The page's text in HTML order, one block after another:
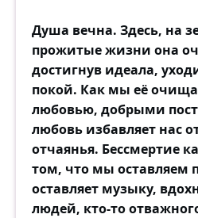
Душа вечна. Здесь, на
прожитые жизни она
достигнув идеала,
покой. Как мы её
любовью, добрыми
любовь избавляет нас
отчаянья. Бессмертие
том, что мы оставляем
оставляет музыку,
людей, кто-то